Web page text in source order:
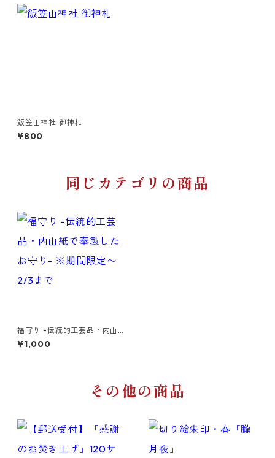
飯笠山神社 御神札
¥800
同じカテゴリの商品
福守り -伝統的工芸品・内山紙
で奉製したお守り- ※期間限
定〜2/3まで
¥1,000
その他の商品